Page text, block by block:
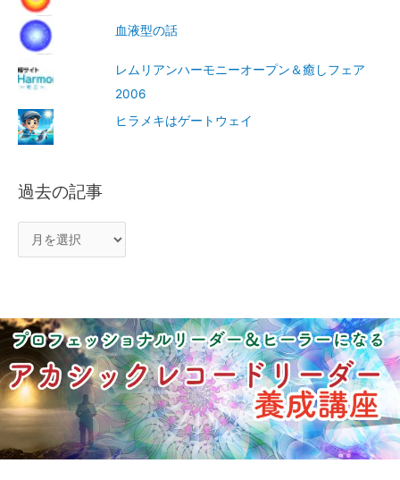
血液型の話
レムリアンハーモニーオープン＆癒しフェア
2006
ヒラメキはゲートウェイ
過去の記事